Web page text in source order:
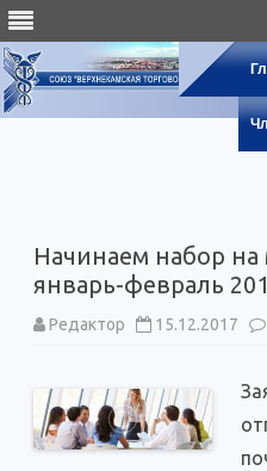
Начинаем набор
январь-февраль
Редактор 15.12.2017